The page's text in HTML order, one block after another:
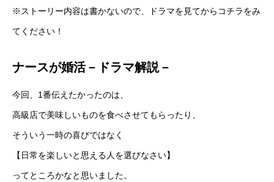
※ストーリー内容は書かないので、ドラマを見てからコチラをみ
てください！
ナースが婚活－ドラマ解説－
今回、1番伝えたかったのは、
高級店で美味しいものを食べさせてもらったり、
そういう一時の喜びではなく
【日常を楽しいと思える人を選びなさい】
ってところかなと思いました。